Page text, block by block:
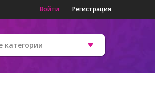
Войти Регистрация
категории